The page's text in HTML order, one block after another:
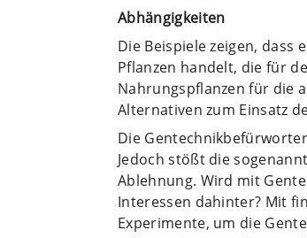
Abhängigkeiten
Die Beispiele zeigen, dass
Pflanzen handelt, die für
Nahrungspflanzen für die
Alternativen zum Einsatz
Die
Jedoch stößt die
Ablehnung. Wird mit
Interessen dahinter? Mit
Experimente, um die